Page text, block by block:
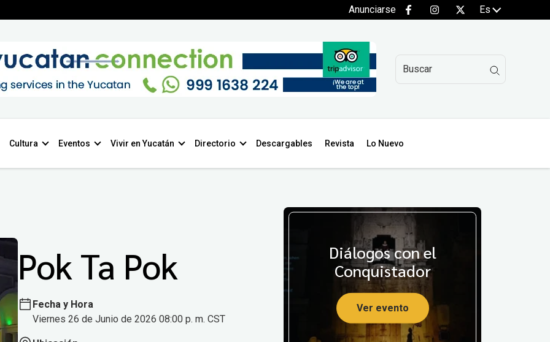
Anunciarse Es
Cultura Eventos Vivir en Yucatán Directorio Descargables Revista Lo Nuevo
Pok Ta Pok
Fecha y Hora
Viernes 26 de Junio de 2026 08:00 p. m. CST
Diálogos con el
Conquistador
Ver evento